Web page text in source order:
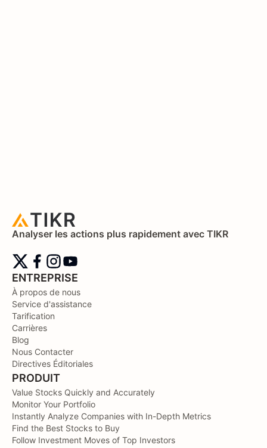
Analyser les actions plus rapidement avec TIKR
ENTREPRISE
À propos de nous
Service d'assistance
Tarification
Carrières
Blog
Nous Contacter
Directives Éditoriales
PRODUIT
Value Stocks Quickly and Accurately
Monitor Your Portfolio
Instantly Analyze Companies with In-Depth Metrics
Find the Best Stocks to Buy
Follow Investment Moves of Top Investors